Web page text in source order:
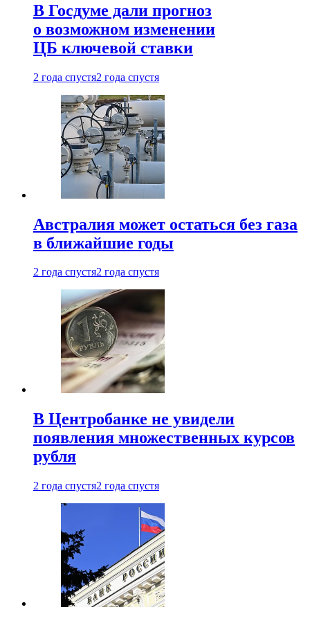
В Госдуме дали прогноз
о возможном изменении
ЦБ ключевой ставки
2 года спустя2 года спустя
Австралия может остаться без газа
в ближайшие годы
2 года спустя2 года спустя
В Центробанке не увидели
появления множественных курсов
рубля
2 года спустя2 года спустя